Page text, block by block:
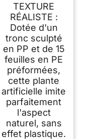
Tropicale en Pot
TEXTURE
RÉALISTE :
Dotée d'un
tronc sculpté
en PP et de 15
feuilles en PE
préformées,
cette plante
artificielle imite
parfaitement
l'aspect
naturel, sans
effet plastique.